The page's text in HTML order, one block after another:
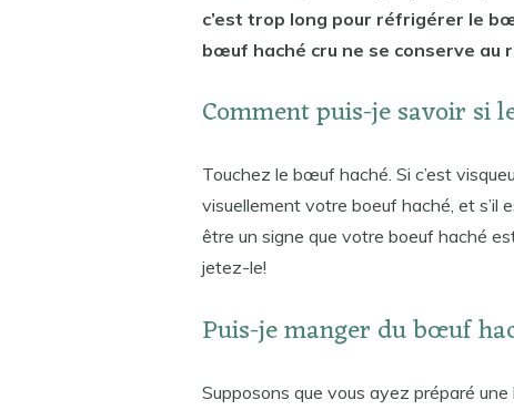
c’est trop long pour réfrigérer le
bœuf haché cru ne se conserve au
Comment puis-je savoir si
Touchez le bœuf haché. Si c’est
visuellement votre boeuf haché, et s’il
être un signe que votre boeuf haché
jetez-le!
Puis-je manger du bœuf
Supposons que vous ayez préparé